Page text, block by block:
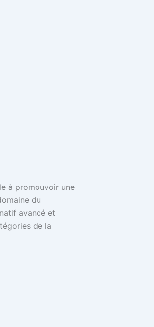
à promouvoir une
du
avancé et
de la